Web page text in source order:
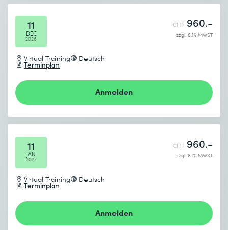
11
DEC
2026
Virtual Training Deutsch
Terminplan
CHF 960.-
zzgl. 8.1% MWST
Anmelden
11
JAN
2027
Virtual Training Deutsch
Terminplan
CHF 960.-
zzgl. 8.1% MWST
Anmelden